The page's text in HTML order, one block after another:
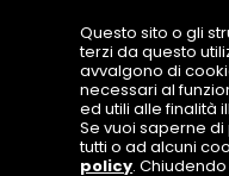
Questo sito o gli
terzi da questo
avvalgono di
necessari al
ed utili alle finalità
Se vuoi saperne
tutti o ad alcuni
policy.